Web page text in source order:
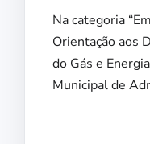
Na categoria
Orientação aos
do Gás e
Municipal de